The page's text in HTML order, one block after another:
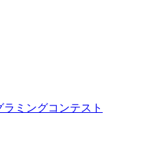
ミングコンテスト